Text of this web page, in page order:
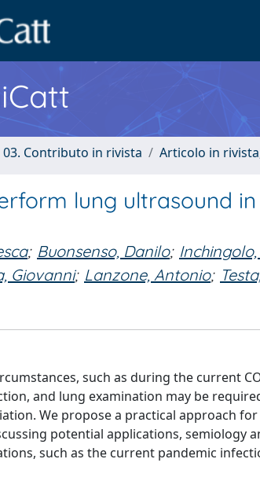
03. Contributo in rivista Articolo in
lung ultrasound
; Buonsenso, Danilo;
Giovanni; Lanzone, Antonio;
such as during the current
and lung examination may be
We propose a practical approach
potential applications, semiology
such as the current pandemic